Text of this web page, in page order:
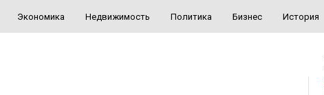
Экономика Недвижимость Политика Бизнес История